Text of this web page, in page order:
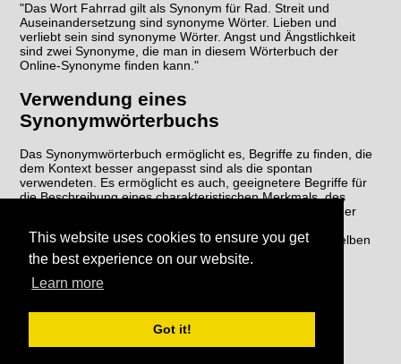
This website uses cookies to ensure you get
the best experience on our website.
Learn more
Got it!
"Das Wort Fahrrad gilt als Synonym für Rad. Streit und
Auseinandersetzung sind synonyme Wörter. Lieben und
verliebt sein sind synonyme Wörter. Angst und Ängstlichkeit
sind zwei Synonyme, die man in diesem Wörterbuch der
Online-Synonyme finden kann."
Verwendung eines
Synonymwörterbuchs
Das Synonymwörterbuch ermöglicht es, Begriffe zu finden, die
dem Kontext besser angepasst sind als die spontan
verwendeten. Es ermöglicht es auch, geeignetere Begriffe für
die Beschreibung eines charakteristischen Merkmals, des
Zwecks, der Funktion usw. der Sache, des Wesens und der
Synonymwörterbuch die Wiederholung von Wörtern im selben
Text, um den Schreibstil zu verbessern.